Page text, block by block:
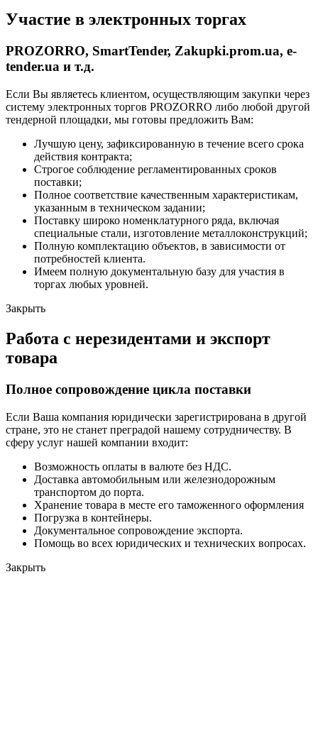
Участие в электронных торгах
PROZORRO, SmartTender, Zakupki.prom.ua, e-
tender.ua и т.д.
Если Вы являетесь клиентом, осуществляющим закупки через
систему электронных торгов PROZORRO либо любой другой
тендерной площадки, мы готовы предложить Вам:
Лучшую цену, зафиксированную в течение всего срока
действия контракта;
Строгое соблюдение регламентированных сроков
поставки;
Полное соответствие качественным характеристикам,
указанным в техническом задании;
Поставку широко номенклатурного ряда, включая
специальные стали, изготовление металлоконструкций;
Полную комплектацию объектов, в зависимости от
потребностей клиента.
Имеем полную документальную базу для участия в
торгах любых уровней.
Закрыть
Работа с нерезидентами и экспорт
товара
Полное сопровождение цикла поставки
Если Ваша компания юридически зарегистрирована в другой
стране, это не станет преградой нашему сотрудничеству. В
сферу услуг нашей компании входит:
Возможность оплаты в валюте без НДС.
Доставка автомобильным или железнодорожным
транспортом до порта.
Хранение товара в месте его таможенного оформления
Погрузка в контейнеры.
Документальное сопровождение экспорта.
Помощь во всех юридических и технических вопросах.
Закрыть